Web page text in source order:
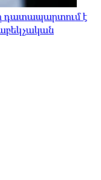
դատապարտում է